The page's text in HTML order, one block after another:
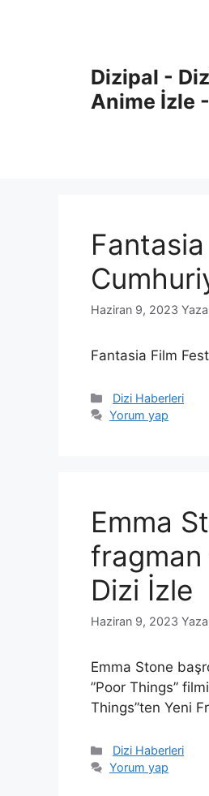
Dizipal -
Anime İzle
Haziran 9, 2023
Fantasia Film
Kategoriler
Dizi Haberleri
Yorum yap
Emma
fragman
Dizi İzle
Haziran 9, 2023
Emma Stone
”Poor Things”
Things”ten Yeni
Kategoriler
Dizi Haberleri
Yorum yap